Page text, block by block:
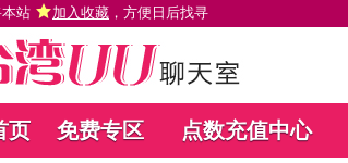
站 加入收藏 ，方便日后找寻
页 免费专区 点数充值中心